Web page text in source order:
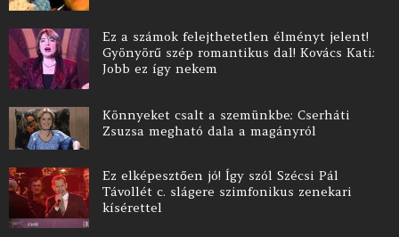
Ez a számok felejthetetlen élményt jelent!
Gyönyörű szép romantikus dal! Kovács Kati:
Jobb ez így nekem
Könnyeket csalt a szemünkbe: Cserháti
Zsuzsa megható dala a magányról
Ez elképesztően jó! Így szól Szécsi Pál
Távollét c. slágere szimfonikus zenekari
kísérettel